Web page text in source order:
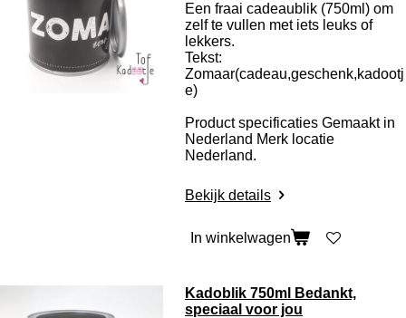
Een fraai cadeaublik (750ml) om
zelf te vullen met iets leuks of
lekkers.
Tekst:
Zomaar(cadeau,geschenk,kadootj
e)
Product specificaties Gemaakt in
Nederland Merk locatie
Nederland.
Bekijk details
In winkelwagen
Kadoblik 750ml Bedankt,
speciaal voor jou